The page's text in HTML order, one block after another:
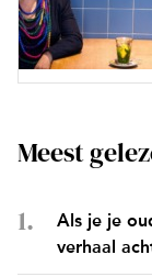
Meest
Als je je
verhaal